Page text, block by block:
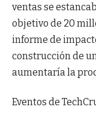
ventas se
objetivo de 20
informe de
construcción de
aumentaría la
Eventos de